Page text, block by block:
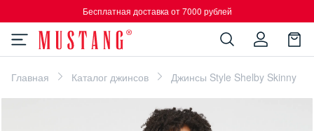
Бесплатная доставка от 7000 рублей
Главная Каталог джинсов Джинсы Style Shelby Skinny